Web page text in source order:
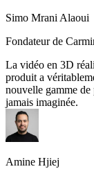
Simo Mrani Alaoui
Fondateur de
La vidéo en 3D
produit a
nouvelle gamme de
jamais imaginée.
Amine Hjiej